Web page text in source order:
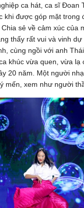
ca hát, ca sĩ Đoan
khi được góp mặt trong
sẻ về cảm xúc của
thấy rất vui và vinh
cùng ngồi với anh
khúc vừa quen, vừa lạ
20 năm. Một người
mến, xem như người